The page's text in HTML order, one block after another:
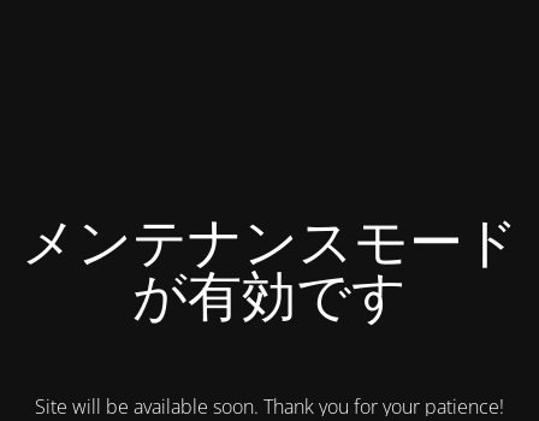
メンテナンスモード
が有効です
Site will be available soon. Thank you for your patience!